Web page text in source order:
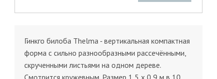
Гинкго билоба Thelma - вертикальная компактная
форма с сильно разнообразными рассечёнными,
скрученными листьями на одном дереве.
Смотрится кружевным. Размер 1,5 х 0,9 м в 10